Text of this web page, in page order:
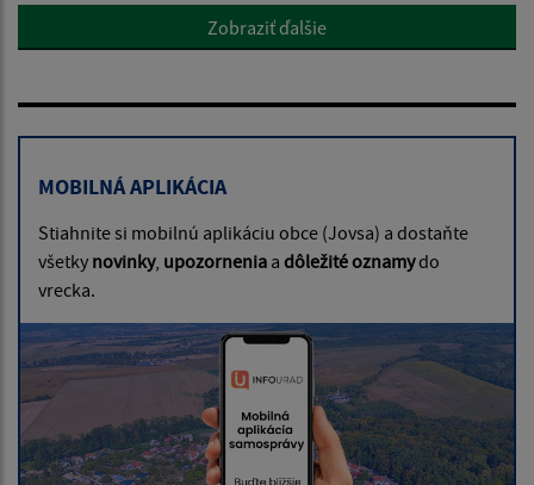
Zobraziť ďalšie
MOBILNÁ APLIKÁCIA
Stiahnite si mobilnú aplikáciu obce (Jovsa) a dostaňte
všetky novinky, upozornenia a dôležité oznamydo
vrecka.